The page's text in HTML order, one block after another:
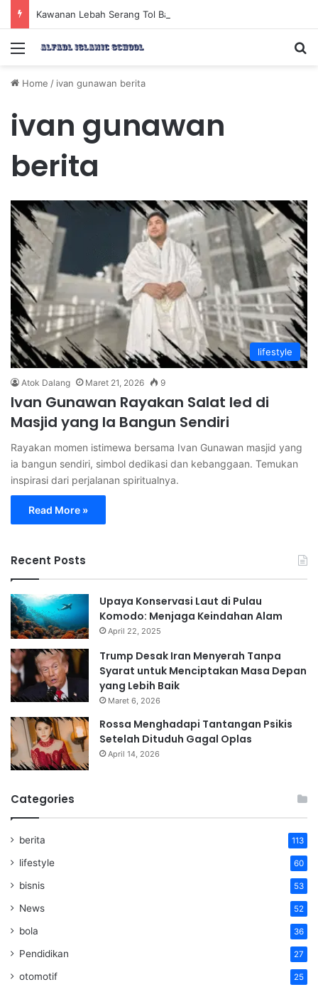
Menu
Home / ivan gunawan berita
ivan gunawan
berita
lifestyle
Atok Dalang Maret 21, 2026 9
Ivan Gunawan Rayakan Salat Ied di
Masjid yang Ia Bangun Sendiri
Rayakan momen istimewa bersama Ivan Gunawan masjid yang
ia bangun sendiri, simbol dedikasi dan kebanggaan. Temukan
inspirasi dari perjalanan spiritualnya.
Read More »
Recent Posts
Upaya Konservasi Laut di Pulau
Komodo: Menjaga Keindahan Alam
April 22, 2025
Trump Desak Iran Menyerah Tanpa
Syarat untuk Menciptakan Masa Depan
yang Lebih Baik
Maret 6, 2026
Rossa Menghadapi Tantangan Psikis
Setelah Dituduh Gagal Oplas
April 14, 2026
Categories
berita 113
lifestyle 60
bisnis 53
News 52
bola 36
Pendidikan 27
otomotif 25